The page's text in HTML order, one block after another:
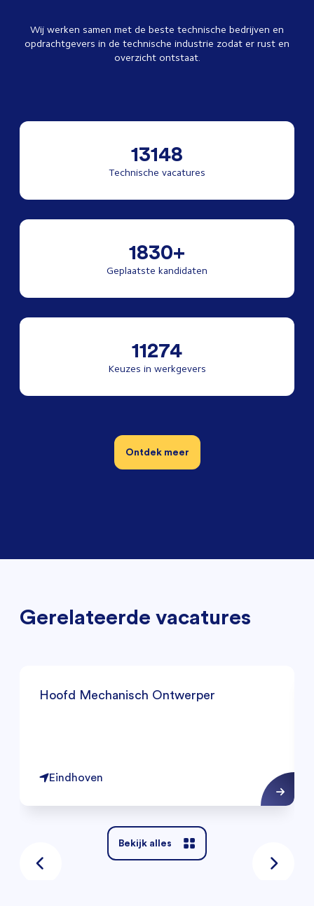
Wij werken samen met de beste technische bedrijven en
opdrachtgevers in de technische industrie zodat er rust en
overzicht ontstaat.
13148
Technische vacatures
1830+
Geplaatste kandidaten
11274
Keuzes in werkgevers
Ontdek meer
Gerelateerde vacatures
Hoofd Mechanisch Ontwerper
Eindhoven
Bekijk alles